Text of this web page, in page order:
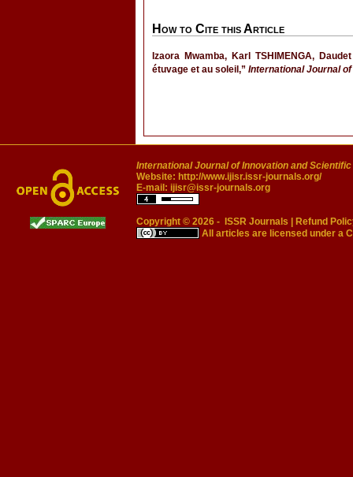
How to Cite this Article
Izaora Mwamba, Karl TSHIMENGA,
étuvage et au soleil,” International Journal
International Journal of Innovation and
Website: http://www.ijisr.issr-journals.org/
E-mail: ijisr@issr-journals.org
Copyright © 2026 - ISSR Journals
Refund
All articles are licensed under a